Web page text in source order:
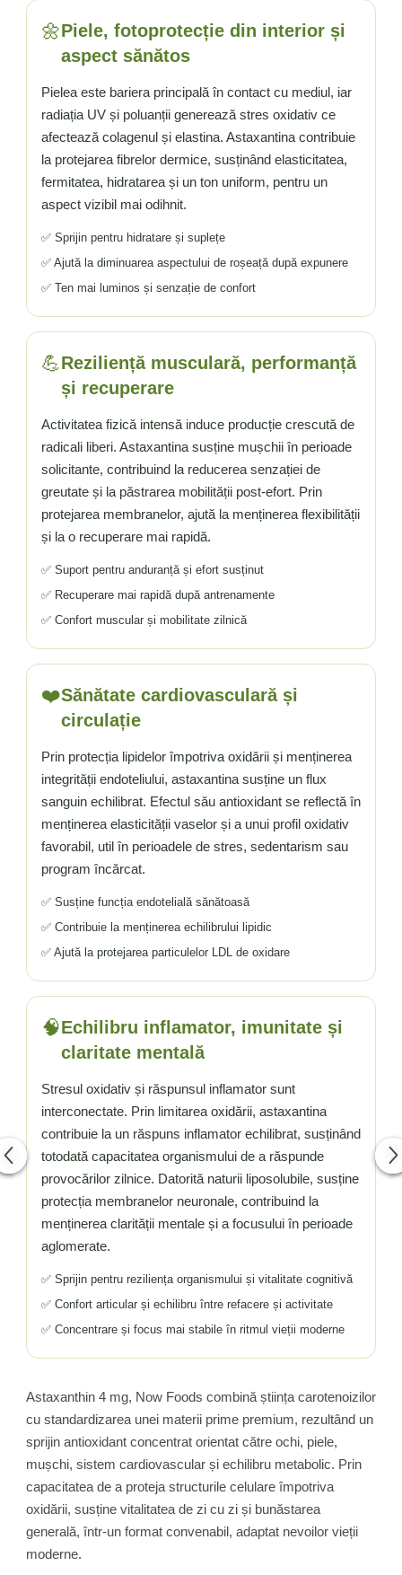
🌼Piele, fotoprotecție din interior și
aspect sănătos
Pielea este bariera principală în contact cu mediul, iar
radiația UV și poluanții generează stres oxidativ ce
afectează colagenul și elastina. Astaxantina contribuie
la protejarea fibrelor dermice, susținând elasticitatea,
fermitatea, hidratarea și un ton uniform, pentru un
aspect vizibil mai odihnit.
✅ Sprijin pentru hidratare și suplețe
✅ Ajută la diminuarea aspectului de roșeață după expunere
✅ Ten mai luminos și senzație de confort
💪Reziliență musculară, performanță
și recuperare
Activitatea fizică intensă induce producție crescută de
radicali liberi. Astaxantina susține mușchii în perioade
solicitante, contribuind la reducerea senzației de
greutate și la păstrarea mobilității post-efort. Prin
protejarea membranelor, ajută la menținerea flexibilității
și la o recuperare mai rapidă.
✅ Suport pentru anduranță și efort susținut
✅ Recuperare mai rapidă după antrenamente
✅ Confort muscular și mobilitate zilnică
❤️Sănătate cardiovasculară și
circulație
Prin protecția lipidelor împotriva oxidării și menținerea
integrității endoteliului, astaxantina susține un flux
sanguin echilibrat. Efectul său antioxidant se reflectă în
menținerea elasticității vaselor și a unui profil oxidativ
favorabil, util în perioadele de stres, sedentarism sau
program încărcat.
✅ Susține funcția endotelială sănătoasă
✅ Contribuie la menținerea echilibrului lipidic
✅ Ajută la protejarea particulelor LDL de oxidare
🧠Echilibru inflamator, imunitate și
claritate mentală
Stresul oxidativ și răspunsul inflamator sunt
interconectate. Prin limitarea oxidării, astaxantina
contribuie la un răspuns inflamator echilibrat, susținând
totodată capacitatea organismului de a răspunde
provocărilor zilnice. Datorită naturii liposolubile, susține
protecția membranelor neuronale, contribuind la
menținerea clarității mentale și a focusului în perioade
aglomerate.
✅ Sprijin pentru reziliența organismului și vitalitate cognitivă
✅ Confort articular și echilibru între refacere și activitate
✅ Concentrare și focus mai stabile în ritmul vieții moderne
Astaxanthin 4 mg, Now Foods combină știința carotenoizilor
cu standardizarea unei materii prime premium, rezultând un
sprijin antioxidant concentrat orientat către ochi, piele,
mușchi, sistem cardiovascular și echilibru metabolic. Prin
capacitatea de a proteja structurile celulare împotriva
oxidării, susține vitalitatea de zi cu zi și bunăstarea
generală, într-un format convenabil, adaptat nevoilor vieții
moderne.